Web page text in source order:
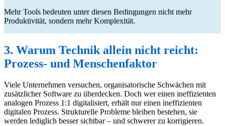
Mehr Tools bedeuten unter diesen Bedingungen nicht mehr
Produktivität, sondern mehr Komplexität.
3. Warum Technik allein nicht reicht:
Prozess- und Menschenfaktor
Viele Unternehmen versuchen, organisatorische Schwächen mit
zusätzlicher Software zu überdecken. Doch wer einen ineffizienten
analogen Prozess 1:1 digitalisiert, erhält nur einen ineffizienten
digitalen Prozess. Strukturelle Probleme bleiben bestehen, sie
werden lediglich besser sichtbar – und schwerer zu korrigieren.